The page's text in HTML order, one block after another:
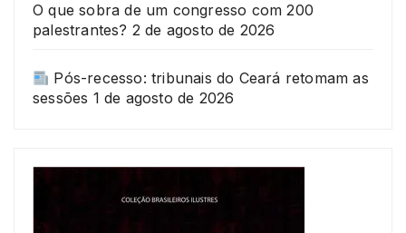
O que sobra de um congresso com 200
palestrantes? 2 de agosto de 2026
Pós-recesso: tribunais do Ceará retomam as
sessões 1 de agosto de 2026